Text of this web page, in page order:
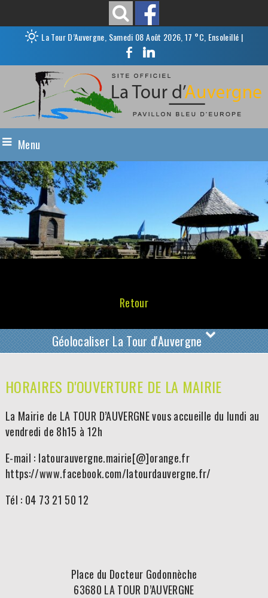
La Tour D’Auvergne, Samedi 08 Août 2026, 17 °C, Ensoleillé |
Menu
Retour
Géolocaliser La Tour d'Auvergne
HORAIRES D'OUVERTURE DE LA MAIRIE
La Mairie de LA TOUR D’AUVERGNE vous accueille du lundi au
vendredi de 8h15 à 12h
E-mail : latourauvergne.mairie[@]orange.fr
https://www.facebook.com/latourdauvergne.fr/
Tél : 04 73 21 50 12
Place du Docteur Godonnèche
63680 LA TOUR D’AUVERGNE